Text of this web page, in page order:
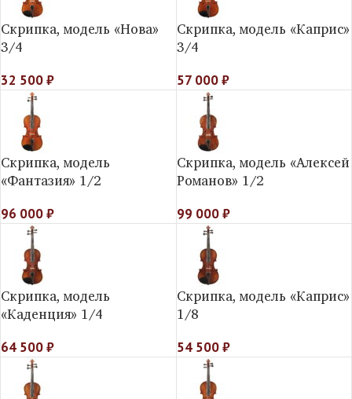
Скрипка, модель «Нова»
3/4
32 500₽
Скрипка, модель «Каприс»
3/4
57 000₽
Скрипка, модель
«Фантазия» 1/2
96 000₽
Скрипка, модель «Алексей
Романов» 1/2
99 000₽
Скрипка, модель
«Каденция» 1/4
64 500₽
Скрипка, модель «Каприс»
1/8
54 500₽